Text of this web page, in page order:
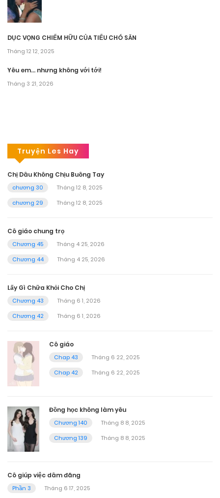
DỤC VỌNG CHIẾM HỮU CỦA TIỂU CHÓ SĂN
Tháng 12 12, 2025
Yêu em… nhưng không với tới!
Tháng 3 21, 2026
Truyện Les Hay
Chị Dâu Không Chịu Buông Tay
chương 30
Tháng 12 8, 2025
chương 29
Tháng 12 8, 2025
Cô giáo chung trọ
Chương 45
Tháng 4 25, 2026
Chương 44
Tháng 4 25, 2026
Lấy Gì Chữa Khỏi Cho Chị
Chương 43
Tháng 6 1, 2026
Chương 42
Tháng 6 1, 2026
Cô giáo
Chap 43
Tháng 6 22, 2025
Chap 42
Tháng 6 22, 2025
Đồng học không làm yêu
Chương 140
Tháng 8 8, 2025
Chương 139
Tháng 8 8, 2025
Cô giúp việc dâm đãng
Phần 3
Tháng 6 17, 2025